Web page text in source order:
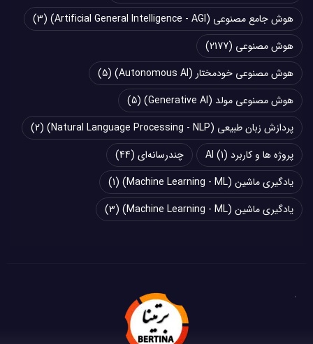
هوش جامع مصنوعی (Artificial General Intelligence - AGI)
(3)
هوش مصنوعی (2177)
هوش مصنوعی خودمختار (Autonomous AI)
(5)
هوش مصنوعی مولد (Generative AI)
(5)
پردازش زبان طبیعی (Natural Language Processing - NLP)
(2)
پروژه ها و کاربرد AI (1) چند‌‌رسانه‌ای (44)
یادگیری ماشین (Machine Learning - ML)
(1)
یادگیری ماشین (Machine Learning - ML)
(3)